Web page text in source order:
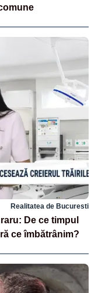
Realitatea de Bucuresti
De ce timpul
ce îmbătrânim?